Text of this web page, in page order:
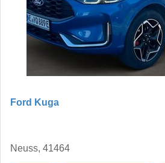
Ford Kuga
Neuss, 41464